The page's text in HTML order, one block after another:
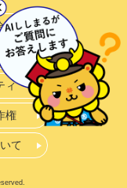
わせ
い
ィ
権
て